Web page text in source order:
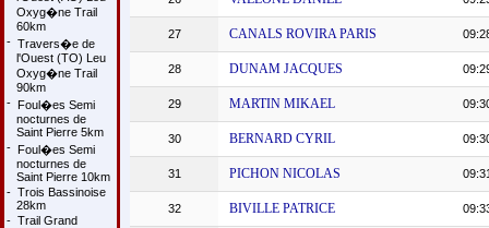
Oxyg�ne Trail
60km
- Travers�e de
l'Ouest (TO) Leu
Oxyg�ne Trail
90km
- Foul�es Semi
nocturnes de
Saint Pierre 5km
- Foul�es Semi
nocturnes de
Saint Pierre 10km
- Trois Bassinoise
28km
- Trail Grand
27 CANALS ROVIRA PARIS
28 DUNAM JACQUES
29 MARTIN MIKAEL
30 BERNARD CYRIL
31 PICHON NICOLAS
32 BIVILLE PATRICE